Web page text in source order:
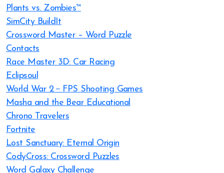
Plants vs. Zombies™
SimCity BuildIt
Crossword Master – Word Puzzle
Contacts
Race Master 3D: Car Racing
Eclipsoul
World War 2－FPS Shooting Games
Masha and the Bear Educational
Chrono Travelers
Fortnite
Lost Sanctuary: Eternal Origin
CodyCross: Crossword Puzzles
Word Galaxy Challenge